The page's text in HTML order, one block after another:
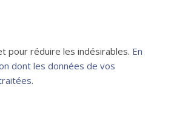
pour réduire les indésirables. En
dont les données de vos
.